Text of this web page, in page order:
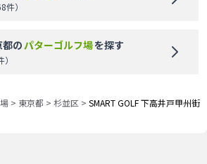
件）
都のパターゴルフ場を探す
）
> 東京都 > 杉並区 > SMART GOLF 下高井戸甲州街